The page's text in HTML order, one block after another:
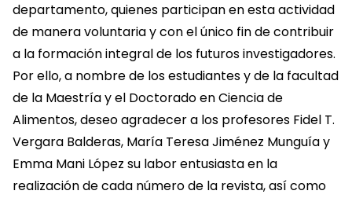
departamento, quienes participan en esta actividad
de manera voluntaria y con el único fin de contribuir
a la formación integral de los futuros investigadores.
Por ello, a nombre de los estudiantes y de la facultad
de la Maestría y el Doctorado en Ciencia de
Alimentos, deseo agradecer a los profesores Fidel T.
Vergara Balderas, María Teresa Jiménez Munguía y
Emma Mani López su labor entusiasta en la
realización de cada número de la revista, así como